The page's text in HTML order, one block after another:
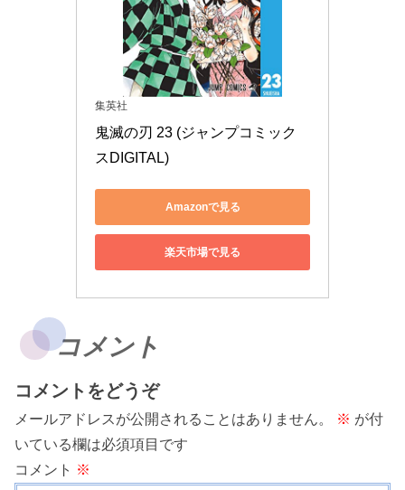
集英社
鬼滅の刃 23 (ジャンプコミック
スDIGITAL)
Amazonで見る
楽天市場で見る
コメント
コメントをどうぞ
メールアドレスが公開されることはありません。 ※ が付
いている欄は必須項目です
コメント ※